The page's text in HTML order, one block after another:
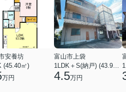
安養坊
(45.40㎡)
万円
富山市上袋
4.5万円